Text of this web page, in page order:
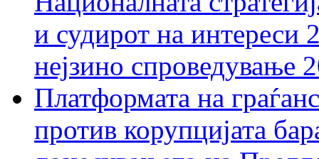
и судирот на интереси
нејзино спроведување
Платформата на
против корупцијата